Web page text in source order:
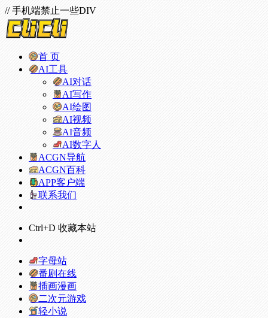
// 手机端禁止一些DIV
首 页
AI工具
AI对话
AI写作
AI绘图
AI视频
AI音频
AI数字人
ACGN导航
ACGN百科
APP客户端
联系我们
Ctrl+D 收藏本站
字母站
番剧在线
插画漫画
二次元游戏
轻小说